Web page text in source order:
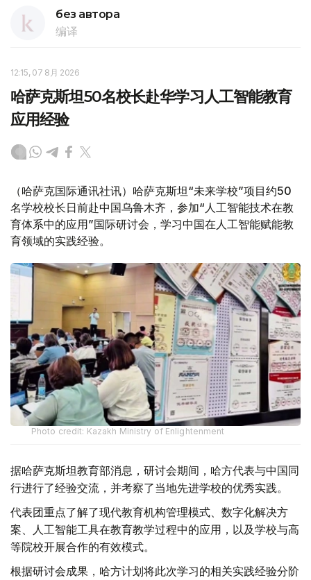
без автора
编译
12:15, 07 8月 2026
哈萨克斯坦50名校长赴华学习人工智能教育
应用经验
（哈萨克国际通讯社讯）哈萨克斯坦“未来学校”项目约50
名学校校长日前赴中国乌鲁木齐，参加“人工智能技术在教
育体系中的应用”国际研讨会，学习中国在人工智能赋能教
育领域的实践经验。
Photo credit: Kazakh Ministry of Enlightenment
据哈萨克斯坦教育部消息，研讨会期间，哈方代表与中国同
行进行了经验交流，并考察了当地先进学校的优秀实践。
代表团重点了解了现代教育机构管理模式、数字化解决方
案、人工智能工具在教育教学过程中的应用，以及学校与高
等院校开展合作的有效模式。
根据研讨会成果，哈方计划将此次学习的相关实践经验分阶